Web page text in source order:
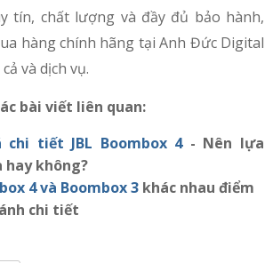
tín, chất lượng và đầy đủ bảo hành,
hàng chính hãng tại Anh Đức Digital
và dịch vụ.
bài viết liên quan:
chi tiết JBL Boombox 4- Nên lựa
hay không?
4 và Boombox 3 khác nhau điểm
chi tiết